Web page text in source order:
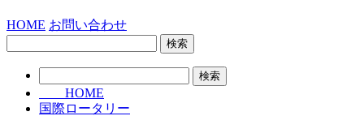
HOME お問い合わせ
HOME
国際ロータリー